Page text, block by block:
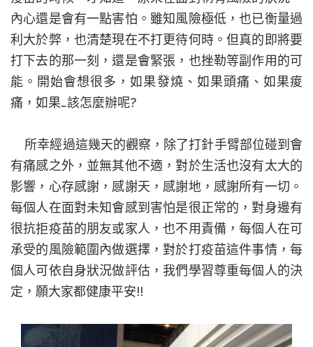
內心還是會有一點害怕。雖知風險極低，也已衡量過
利大於弊，也清楚現在不打更待何時。但真的即將要
打下去的那一刻，還是會緊張，也挫勒等副作用的可
能。開始會想很多，如果發燒、如果頭痛、如果痠
痛，如果…該怎麼辦呢?
所幸經過這幾天的觀察，除了打針手臂部位碰到會
有痛感之外，並無其他不適，對於生活也沒有太大的
影響，心存感謝，感謝天，感謝地，感謝所有一切。
每個人在面對未知會感到害怕是很正常的，對身邊有
很抗拒疫苗的朋友或家人，也不用責備，每個人在可
承受的風險範圍內做選擇，對於打疫苗這件事情，每
個人可依自身狀況做評估，我們學習尊重每個人的決
定，願大家都健康平安!!